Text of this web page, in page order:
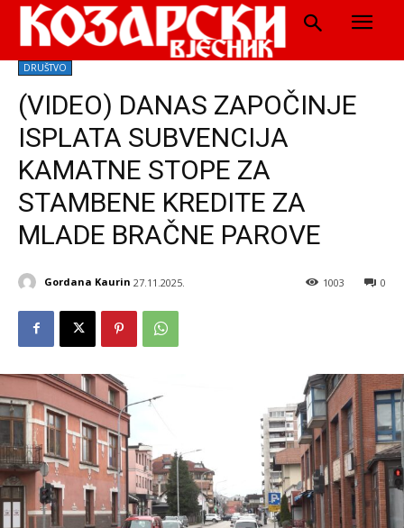
DRUŠTVO
(VIDEO) DANAS ZAPOČINJE
ISPLATA SUBVENCIJA
KAMATNE STOPE ZA
STAMBENE KREDITE ZA
MLADE BRAČNE PAROVE
Gordana Kaurin 27.11.2025. 0
1003